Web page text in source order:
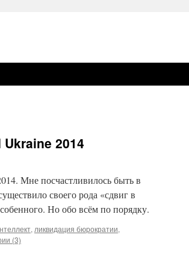
2014
Мне посчастливилось быть в
своего рода «сдвиг в
Но обо всём по порядку.
, ликвидация бюрократии,
(3)